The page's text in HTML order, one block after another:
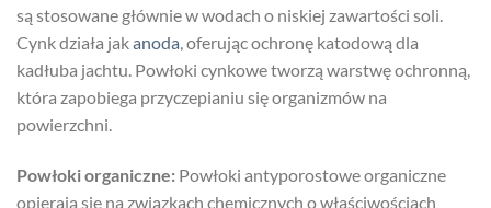
są stosowane głównie w wodach o niskiej zawartości soli.
Cynk działa jakanoda, oferując ochronę katodową dla
kadłuba jachtu. Powłoki cynkowe tworzą warstwę ochronną,
która zapobiega przyczepianiu się organizmów na
powierzchni.
Powłoki organiczne: Powłoki antyporostowe organiczne
opierają się na związkach chemicznych o właściwościach